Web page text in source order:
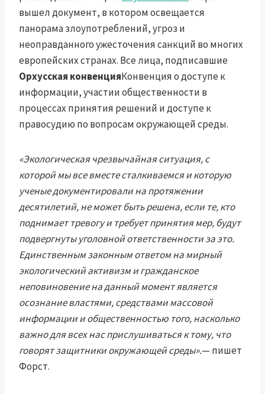
вышел документ, в котором освещается
панорама злоупотреблений, угроз и
неоправданного ужесточения санкций во многих
европейских странах. Все лица, подписавшие
Орхусская конвенцияКонвенция о доступе к
информации, участии общественности в
процессах принятия решений и доступе к
правосудию по вопросам окружающей среды.
«Экологическая чрезвычайная ситуация, с
которой мы все вместе сталкиваемся и которую
ученые документировали на протяжении
десятилетий, не может быть решена, если те, кто
поднимает тревогу и требует принятия мер, будут
подвергнуты уголовной ответственности за это.
Единственным законным ответом на мирный
экологический активизм и гражданское
неповиновение на данный момент является
осознание властями, средствами массовой
информации и общественностью того, насколько
важно для всех нас прислушиваться к тому, что
говорят защитники окружающей среды».— пишет
Форст.